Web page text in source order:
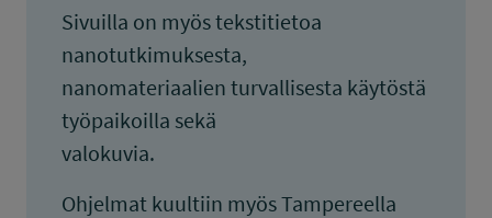
Sivuilla on myös tekstitietoa
nanotutkimuksesta,
nanomateriaalien turvallisesta käytöstä
työpaikoilla sekä
valokuvia.
Ohjelmat kuultiin myös Tampereella